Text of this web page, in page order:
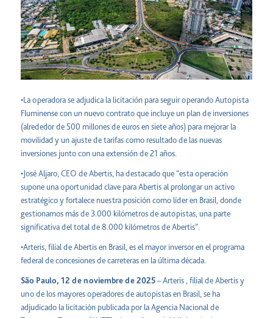
•La operadora se adjudica la licitación para seguir operando Autopista
Fluminense con un nuevo contrato que incluye un plan de inversiones
(alrededor de 500 millones de euros en siete años) para mejorar la
movilidad y un ajuste de tarifas como resultado de las nuevas
inversiones junto con una extensión de 21 años.
•José Aljaro, CEO de Abertis, ha destacado que “esta operación
supone una oportunidad clave para Abertis al prolongar un activo
estratégico y fortalece nuestra posición como líder en Brasil, donde
gestionamos más de 3.000 kilómetros de autopistas, una parte
significativa del total de 8.000 kilómetros de Abertis”.
•Arteris, filial de Abertis en Brasil, es el mayor inversor en el programa
federal de concesiones de carreteras en la última década.
São Paulo, 12 de noviembre de 2025– Arteris , filial de Abertis y
uno de los mayores operadores de autopistas en Brasil, se ha
adjudicado la licitación publicada por la Agencia Nacional de